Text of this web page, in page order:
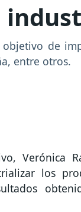
de
entre otros.
Verónica
los